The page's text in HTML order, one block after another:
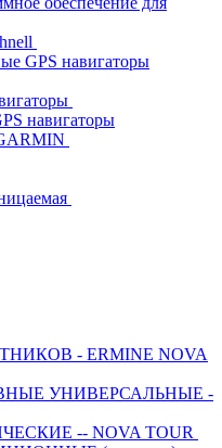
GPS навигаторы
навигаторы
- ERMINE NOVA
УНИВЕРСАЛЬНЫЕ -
-- NOVA TOUR